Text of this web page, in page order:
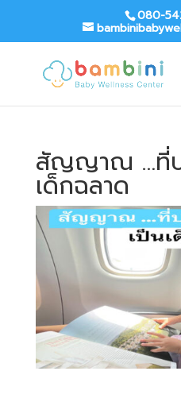
080-
สัญญาณ …ที่บ
เด็กฉลาด